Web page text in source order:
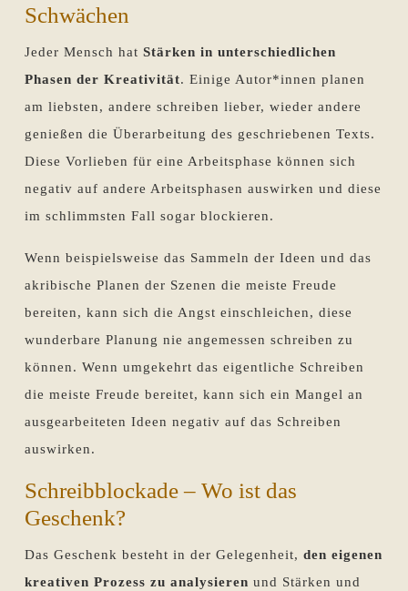
Schwächen
Jeder Mensch hat Stärken in unterschiedlichen
Phasen der Kreativität. Einige Autor*innen planen
am liebsten, andere schreiben lieber, wieder andere
genießen die Überarbeitung des geschriebenen Texts.
Diese Vorlieben für eine Arbeitsphase können sich
negativ auf andere Arbeitsphasen auswirken und diese
im schlimmsten Fall sogar blockieren.
Wenn beispielsweise das Sammeln der Ideen und das
akribische Planen der Szenen die meiste Freude
bereiten, kann sich die Angst einschleichen, diese
wunderbare Planung nie angemessen schreiben zu
können. Wenn umgekehrt das eigentliche Schreiben
die meiste Freude bereitet, kann sich ein Mangel an
ausgearbeiteten Ideen negativ auf das Schreiben
auswirken.
Schreibblockade – Wo ist das
Geschenk?
Das Geschenk besteht in der Gelegenheit, den eigenen
kreativen Prozess zu analysieren und Stärken und